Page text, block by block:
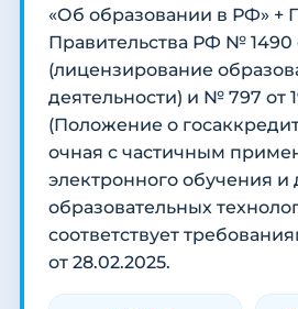
«Об образовании в РФ» +
Правительства РФ № 1490
(лицензирование
деятельности) и № 797 от
(Положение о
очная с частичным
электронного обучения
образовательных
соответствует
от 28.02.2025.